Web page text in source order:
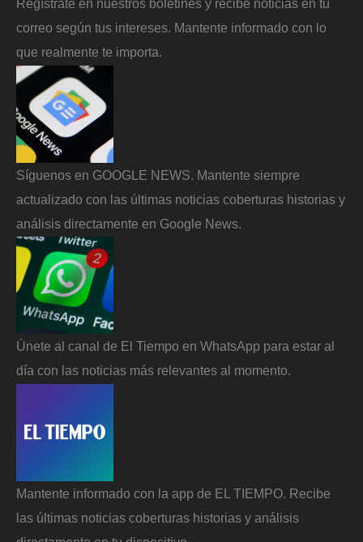
Regístrate en nuestros boletines y recibe noticias en tu
correo según tus intereses. Mantente informado con lo
que realmente te importa.
Síguenos en GOOGLE NEWS. Mantente siempre
actualizado con las últimas noticias coberturas historias y
análisis directamente en Google News.
Únete al canal de El Tiempo en WhatsApp para estar al
día con las noticias más relevantes al momento.
Mantente informado con la app de EL TIEMPO. Recibe
las últimas noticias coberturas historias y análisis